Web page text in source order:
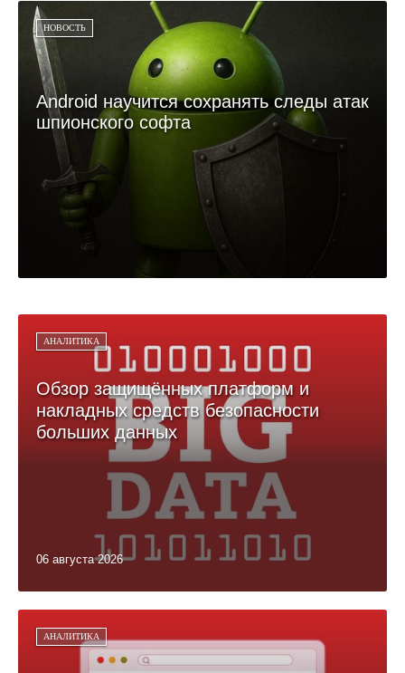
НОВОСТЬ
Android научится сохранять следы атак
шпионского софта
АНАЛИТИКА
Обзор защищённых платформ и
накладных средств безопасности
больших данных
06 августа 2026
АНАЛИТИКА